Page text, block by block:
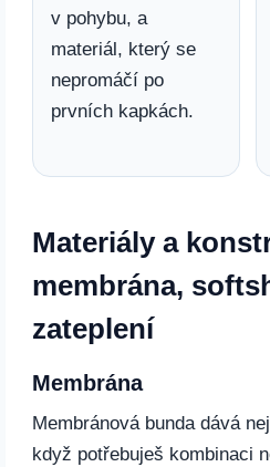
v pohybu, a
materiál, který se
nepromáčí po
prvních kapkách.
Materiály a
membrána,
zateplení
Membrána
Membránová bunda dává
když potřebuješ kombinaci